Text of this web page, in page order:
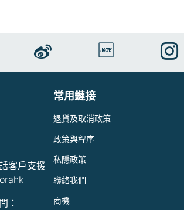
客戶支援
：
常用鏈接
退貨及取消政策
政策與程序
私隱政策
聯絡我們
商機